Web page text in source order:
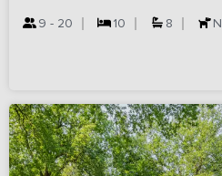
9 - 20 10 8